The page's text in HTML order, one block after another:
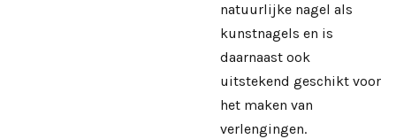
natuurlijke nagel als
kunstnagels en is
daarnaast ook
uitstekend geschikt voor
het maken van
verlengingen.